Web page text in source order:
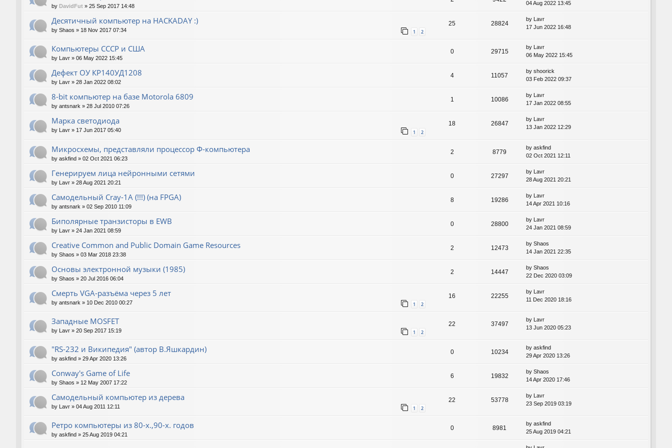
by DavidFut » 25 Sep 2017 14:48 04 Aug 2022 13:45
Десятичный компьютер на HACKADAY :)
by Shaos » 18 Nov 2017 07:34 1 2
25 28824
by
Lavr
17 Jun 2022 16:48
Компьютеры СССР и США
by Lavr » 06 May 2022 15:45
0 29715
by Lavr
06 May 2022 15:45
Дефект ОУ КР140УД1208
by Lavr » 28 Jan 2022 08:02
4 11057
by shoorick
03 Feb 2022 09:37
8-bit компьютер на базе Motorola 6809
by antsnark » 28 Jul 2010 07:26
1 10086
by Lavr
17 Jan 2022 08:55
Марка светодиода
by Lavr » 17 Jun 2017 05:40 1 2
18 26847
by Lavr
13 Jan 2022 12:29
Микросхемы, представляли процессор Ф-компьютера
by askfind » 02 Oct 2021 06:23
2 8779
by askfind
02 Oct 2021 12:11
Генерируем лица нейронными сетями
by Lavr » 28 Aug 2021 20:21
0 27297
by Lavr
28 Aug 2021 20:21
Cамодельный Cray-1A (!!!) (на FPGA)
by antsnark » 02 Sep 2010 11:09
8 19286
by Lavr
14 Apr 2021 10:16
Биполярные транзисторы в EWB
by Lavr » 24 Jan 2021 08:59
0 28800
by Lavr
24 Jan 2021 08:59
Creative Common and Public Domain Game Resources
by Shaos » 03 Mar 2018 23:38
2 12473
by Shaos
14 Jan 2021 22:35
Основы электронной музыки (1985)
by Shaos » 20 Jul 2016 06:04
2 14447
by Shaos
22 Dec 2020 03:09
Смерть VGA-разъёма через 5 лет
by antsnark » 10 Dec 2010 00:27 1 2
16 22255
by Lavr
11 Dec 2020 18:16
Западные MOSFET
by Lavr » 20 Sep 2017 15:19 1 2
22 37497
by Lavr
13 Jun 2020 05:23
"RS-232 и Википедия" (автор В.Яшкардин)
by askfind » 29 Apr 2020 13:26
0 10234
by askfind
29 Apr 2020 13:26
Conway's Game of Life
by Shaos » 12 May 2007 17:22
6 19832
by Shaos
14 Apr 2020 17:46
Самодельный компьютер из дерева
by Lavr » 04 Aug 2011 12:11 1 2
22 53778
by Lavr
23 Sep 2019 03:19
Ретро компьютеры из 80-х.,90-х. годов
by askfind » 25 Aug 2019 04:21
0 8981
by askfind
25 Aug 2019 04:21